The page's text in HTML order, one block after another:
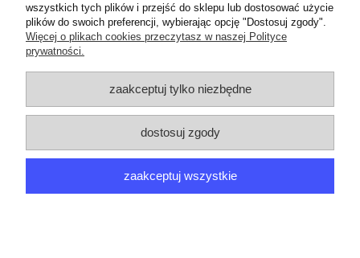
PNC:910286737 00 |
ZAMÓWIENIA
PRODUCENCI
MOJE KONTO
wszystkich tych plików i przejść do sklepu lub dostosować użycie
plików do swoich preferencji, wybierając opcję "Dostosuj zgody".
Więcej o plikach cookies przeczytasz w naszej Polityce
prywatności.
zaakceptuj tylko niezbędne
dostosuj zgody
zaakceptuj wszystkie